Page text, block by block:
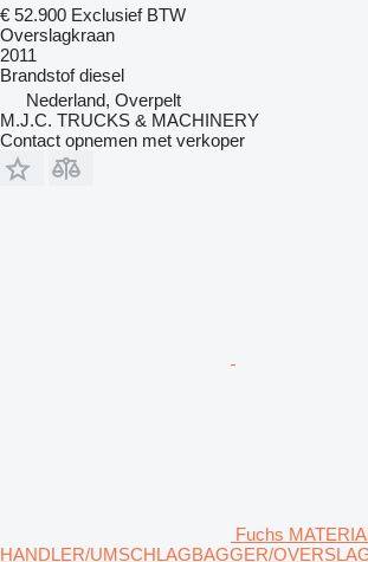
€ 52.900 Exclusief BTW
Overslagkraan
2011
Brandstof diesel
Nederland, Overpelt
M.J.C. TRUCKS & MACHINERY
Contact opnemen met verkoper
Fuchs
HANDLER/UMSCHLAGBAGGER/